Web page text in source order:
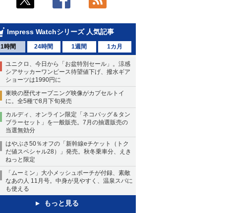
Impress Watchシリーズ 人気記事
1時間 24時間 1週間 1カ月
ユニクロ、今日から「お盆特別セール」。涼感
シアサッカーワンピース待望値下げ、撥水ギア
ショーツは1990円に
東映の歴代オープニング映像がカプセルトイ
に。全5種で8月下旬発売
カルディ、オンライン限定「ネコバッグ＆タン
ブラーセット」を一般販売。7月の抽選販売の
当選無効分
はやぶさ50％オフの「新幹線eチケット（トク
だ値スペシャル28）」発売。秋冬乗車分、えき
ねっと限定
「ムーミン」大小メッシュポーチが付録、素敵
なあの人 11月号。中身が見やすく、温泉スパに
も使える
もっと見る